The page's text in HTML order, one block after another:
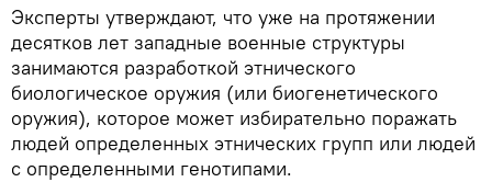
Эксперты утверждают, что уже на протяжении
десятков лет западные военные структуры
занимаются разработкой этнического
биологическое оружия (или биогенетического
оружия), которое может избирательно поражать
людей определенных этнических групп или людей
с определенными генотипами.